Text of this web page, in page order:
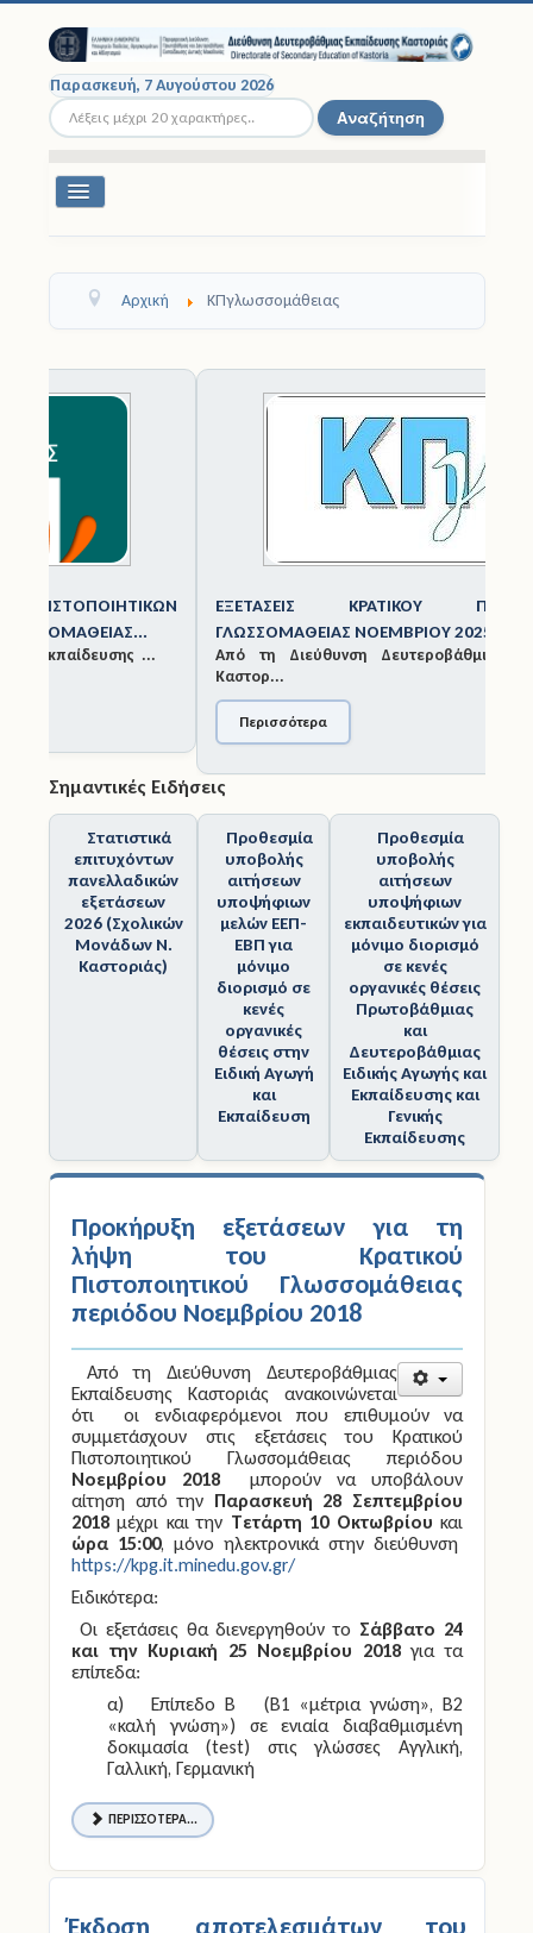
Παρασκευή, 7 Αυγούστου 2026
Αναζήτηση... Αναζήτηση
Εναλλαγή
Εκπαιδευτικοί
Νομοθεσία
Έντυπα
Ηλεκτρονικές Υπηρεσίες
Επικοινωνία
Αρχική ΚΠγλωσσομάθειας
1 2 3 4 5 6 7 8 9 1
0
ΕΞΕΤΆΣΕΙΣ ΚΡΑΤΙΚΟΎ ΠΙΣΤΟΠΟΙΗΤΙΚΟΎ
ΓΛΩΣΣΟΜΆΘΕΙΑΣ ΝΟΕΜΒΡΊΟΥ 2025
Από τη Διεύθυνση Δευτεροβάθμιας Εκπαίδευσης
Σημαντικές Ειδήσεις
Στατιστικά
επιτυχόντων
πανελλαδικών
εξετάσεων
2026 (Σχολικών
Μονάδων Ν.
Καστοριάς)
Προθεσμία
υποβολής
αιτήσεων
υποψήφιων
μελών ΕΕΠ-
ΕΒΠ για
μόνιμο
διορισμό σε
κενές
οργανικές
θέσεις στην
Ειδική Αγωγή
και
Εκπαίδευση
Προθεσμία
υποβολής
αιτήσεων
υποψήφιων
εκπαιδευτικών για
μόνιμο διορισμό
σε κενές
οργανικές θέσεις
Πρωτοβάθμιας
και
Δευτεροβάθμιας
Ειδικής Αγωγής και
Εκπαίδευσης και
Γενικής
Εκπαίδευσης
Προκήρυξη εξετάσεων για τη
λήψη του Κρατικού
Πιστοποιητικού Γλωσσομάθειας
περιόδου Νοεμβρίου 2018
Από τη Διεύθυνση Δευτεροβάθμιας
Εκπαίδευσης Καστοριάς ανακοινώνεται
ότι οι ενδιαφερόμενοι που επιθυμούν να
συμμετάσχουν στις εξετάσεις του Κρατικού
Πιστοποιητικού Γλωσσομάθειας περιόδου
Νοεμβρίου 2018μπορούν να υποβάλουν
αίτηση από την Παρασκευή 28 Σεπτεμβρίου
2018 μέχρι και την Τετάρτη 10 Οκτωβρίου και
ώρα 15:00, μόνο ηλεκτρονικά στην διεύθυνση
https://kpg.it.minedu.gov.gr/
Ειδικότερα:
Οι εξετάσεις θα διενεργηθούν το Σάββατο 24
και την Κυριακή 25 Νοεμβρίου 2018για τα
επίπεδα:
α) Επίπεδο Β (Β1 «μέτρια γνώση», Β2
«καλή γνώση») σε ενιαία διαβαθμισμένη
δοκιμασία (test) στις γλώσσες Αγγλική,
Γαλλική, Γερμανική
ΠΕΡΙΣΣΌΤΕΡΑ...